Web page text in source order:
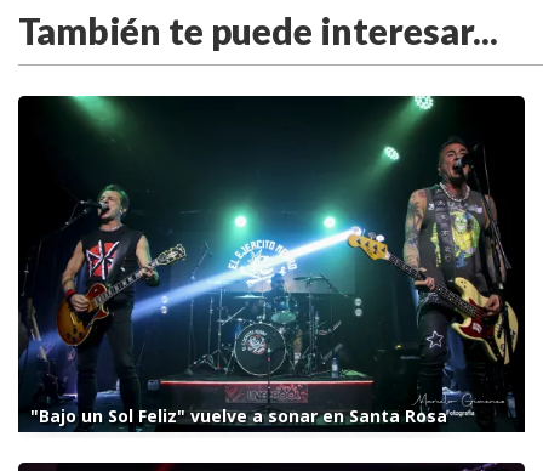
También te puede interesar...
"Bajo un Sol Feliz" vuelve a sonar en Santa Rosa